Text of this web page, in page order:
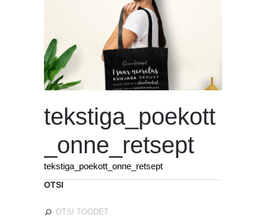
tekstiga_poekott
_onne_retsept
tekstiga_poekott_onne_retsept
OTSI